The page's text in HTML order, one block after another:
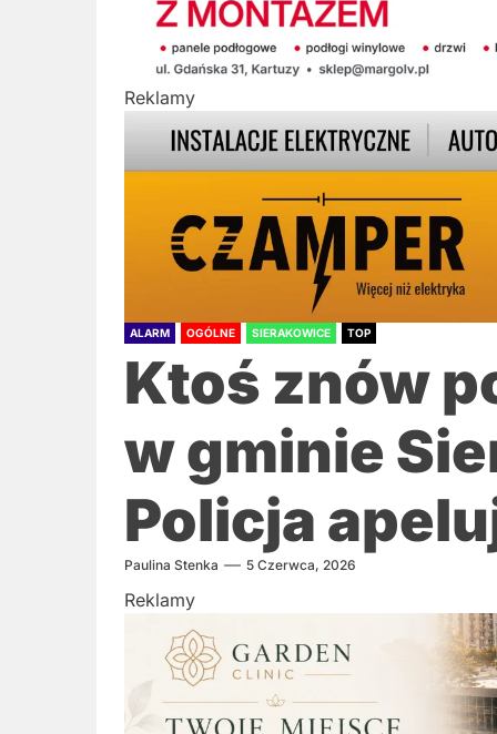
Reklamy
ALARM OGÓLNE SIERAKOWICE TOP
Ktoś znów
w gminie
Policja
Paulina Stenka 5 Czerwca, 2026
Reklamy